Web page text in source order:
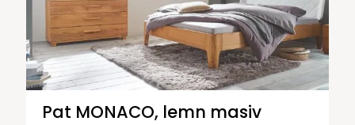
Pat MONACO, lemn masiv